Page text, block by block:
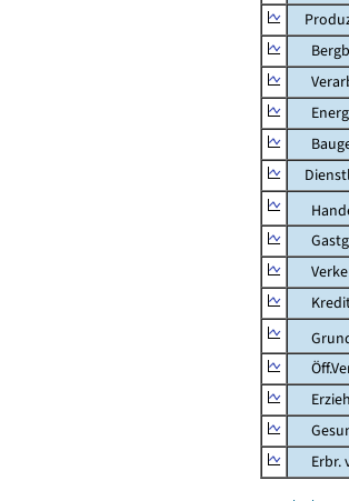
Erbr.